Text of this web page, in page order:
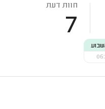
חוות דעת
7